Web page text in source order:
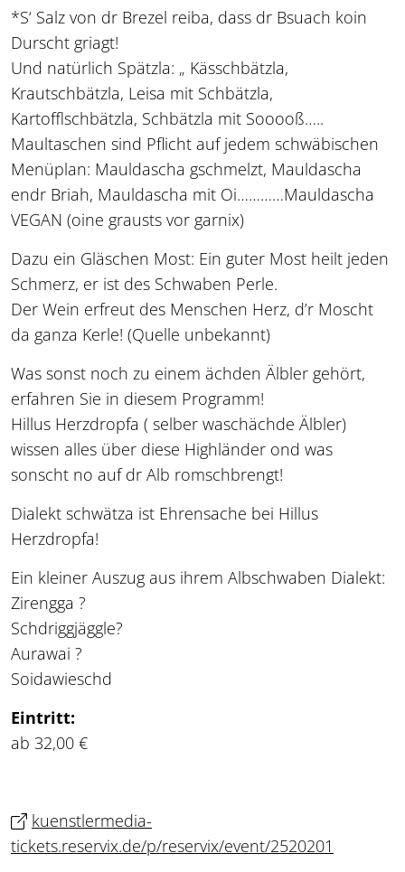
*S‘ Salz von dr Brezel reiba, dass dr Bsuach koin
Durscht griagt!
Und natürlich Spätzla: „ Kässchbätzla,
Krautschbätzla, Leisa mit Schbätzla,
Kartofflschbätzla, Schbätzla mit Sooooß…..
Maultaschen sind Pflicht auf jedem schwäbischen
Menüplan: Mauldascha gschmelzt, Mauldascha
endr Briah, Mauldascha mit Oi…………Mauldascha
VEGAN (oine grausts vor garnix)
Dazu ein Gläschen Most: Ein guter Most heilt jeden
Schmerz, er ist des Schwaben Perle.
Der Wein erfreut des Menschen Herz, d’r Moscht
da ganza Kerle! (Quelle unbekannt)
Was sonst noch zu einem ächden Älbler gehört,
erfahren Sie in diesem Programm!
Hillus Herzdropfa ( selber waschächde Älbler)
wissen alles über diese Highländer ond was
sonscht no auf dr Alb romschbrengt!
Dialekt schwätza ist Ehrensache bei Hillus
Herzdropfa!
Ein kleiner Auszug aus ihrem Albschwaben Dialekt:
Zirengga ?
Schdriggjäggle?
Aurawai ?
Soidawieschd
Eintritt:
ab 32,00 €
kuenstlermedia-
tickets.reservix.de/p/reservix/event/2520201